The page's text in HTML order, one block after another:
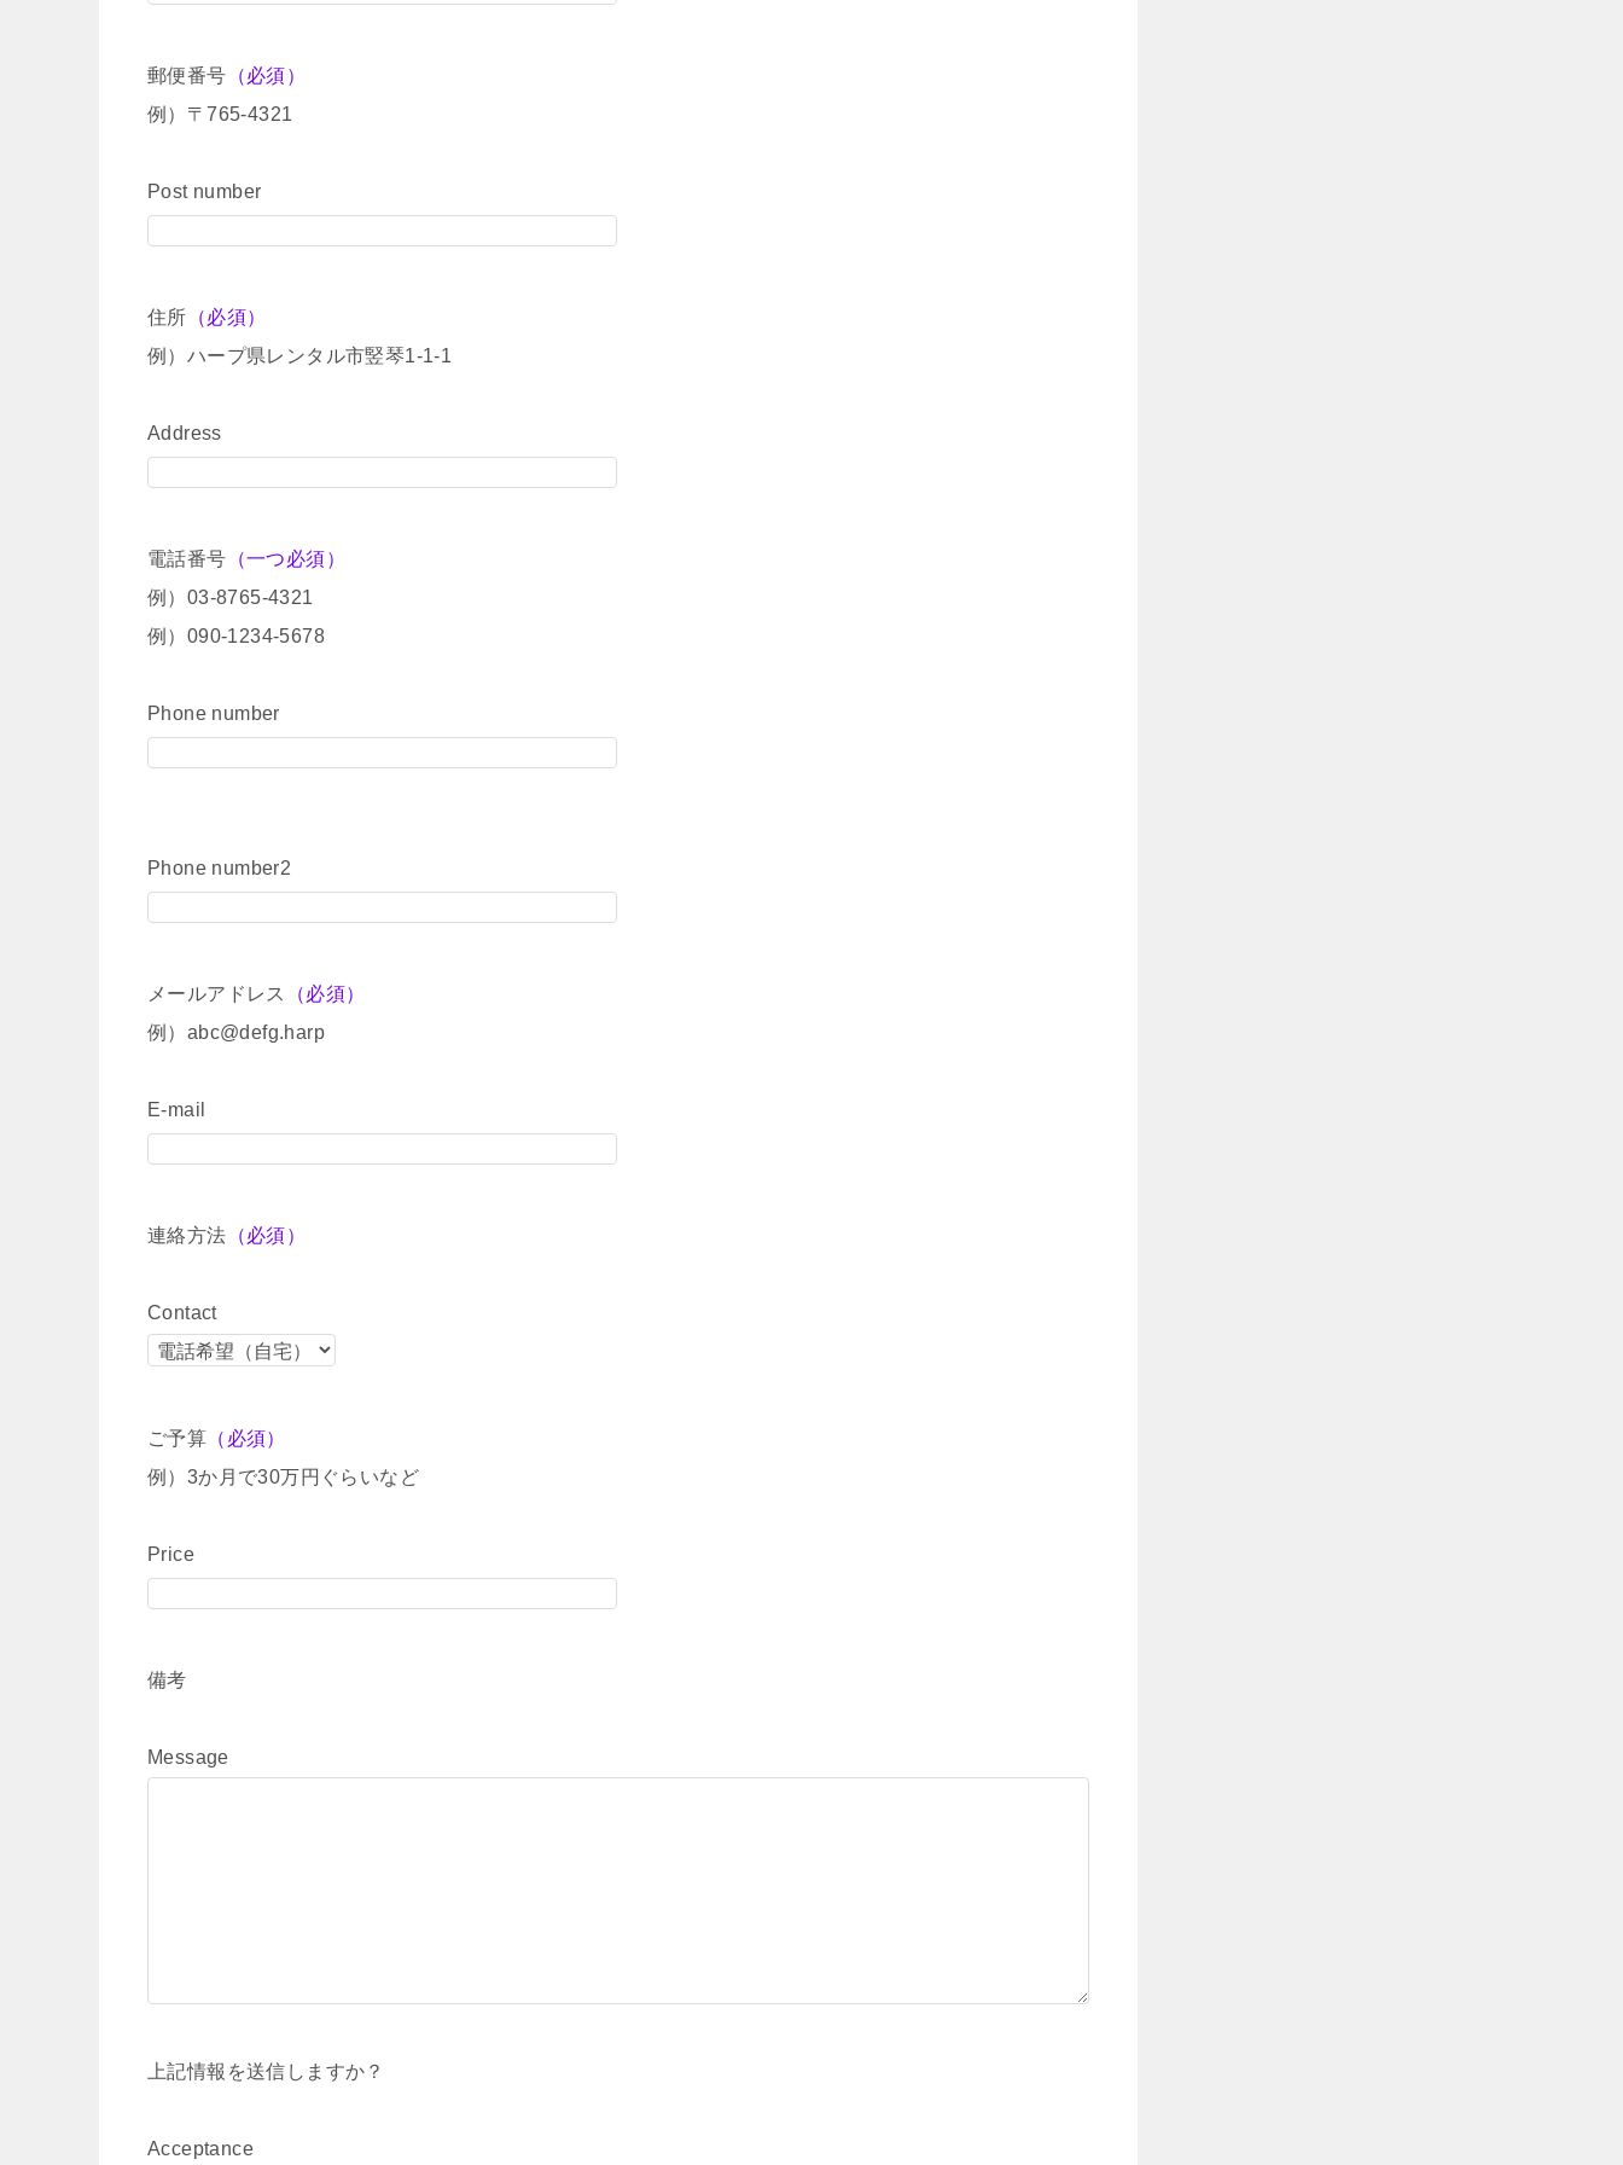
郵便番号 （必須）
例）〒765-4321
Post number
住所 （必須）
例）ハープ県レンタル市竪琴1-1-1
Address
電話番号 （一つ必須）
例）03-8765-4321
例）090-1234-5678
Phone number
Phone number2
メールアドレス
（必須）
例）abc@defg.harp
E-mail
連絡方法 （必須）
Contact
ご予算 （必須）
例）3か月で30万円ぐらいなど
Price
備考
Message
上記情報を送信しますか？
Acceptance